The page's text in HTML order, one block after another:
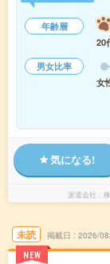
年齢層
20
男女比率
女
気になる!
派遣会社
未読
NEW
掲載日 2026/